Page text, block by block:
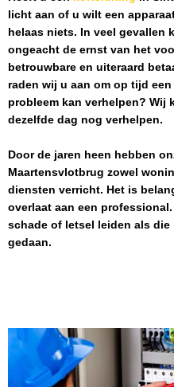
licht aan of u wilt een
helaas niets. In veel gevallen
ongeacht de ernst van het
betrouwbare en uiteraard
raden wij u aan om op tijd
probleem kan verhelpen? Wij
dezelfde dag nog verhelpen.
Door de jaren heen hebben
Maartensvlotbrug zowel
diensten verricht. Het is
overlaat aan een
schade of letsel leiden als
gedaan.